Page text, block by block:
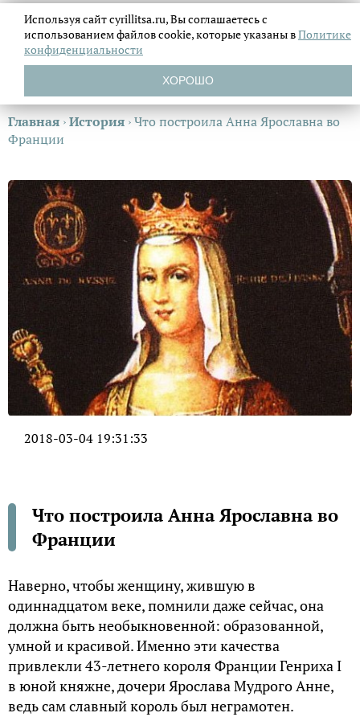
Главная ›История ›Что построила Анна Ярославна во
Франции
2018-03-04 19:31:33
Что построила Анна Ярославна во
Франции
Наверно, чтобы женщину, жившую в
одиннадцатом веке, помнили даже сейчас, она
должна быть необыкновенной: образованной,
умной и красивой. Именно эти качества
привлекли 43-летнего короля Франции Генриха I
в юной княжне, дочери Ярослава Мудрого Анне,
ведь сам славный король был неграмотен.
Используя сайт cyrillitsa.ru, Вы соглашаетесь с
использованием файловcookie, которые указаны вПолитике
конфиденциальности
ХОРОШО